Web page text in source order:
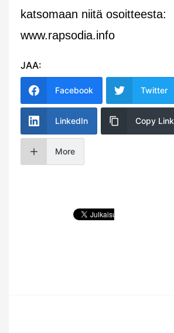
katsomaan niitä osoitteesta:
www.rapsodia.info
JAA:
Facebook Twitter
LinkedIn Copy Link
More